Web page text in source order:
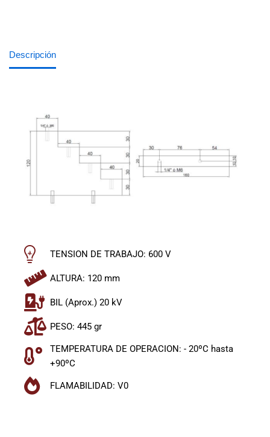
Descripción
TENSION DE TRABAJO: 600 V
ALTURA: 120 mm
BIL (Aprox.) 20 kV
PESO: 445 gr
TEMPERATURA DE OPERACION: - 20ºC hasta
+90ºC
FLAMABILIDAD: V0